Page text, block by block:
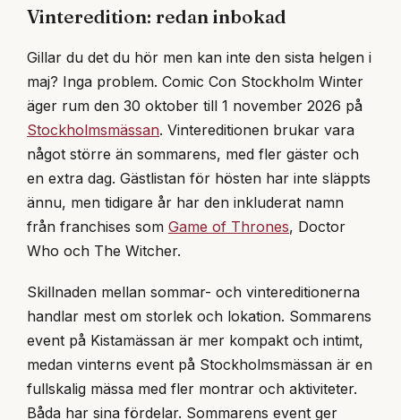
Vinteredition: redan inbokad
Gillar du det du hör men kan inte den sista helgen i
maj? Inga problem. Comic Con Stockholm Winter
äger rum den 30 oktober till 1 november 2026 på
Stockholmsmässan. Vintereditionen brukar vara
något större än sommarens, med fler gäster och
en extra dag. Gästlistan för hösten har inte släppts
ännu, men tidigare år har den inkluderat namn
från franchises som Game of Thrones, Doctor
Who och The Witcher.
Skillnaden mellan sommar- och vintereditionerna
handlar mest om storlek och lokation. Sommarens
event på Kistamässan är mer kompakt och intimt,
medan vinterns event på Stockholmsmässan är en
fullskalig mässa med fler montrar och aktiviteter.
Båda har sina fördelar. Sommarens event ger